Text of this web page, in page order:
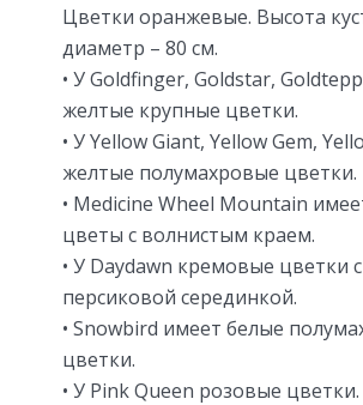
Цветки оранжевые. Высота
диаметр – 80 см.
• У Goldfinger, Goldstar,
желтые крупные цветки.
• У Yellow Giant, Yellow Gem,
желтые полумахровые цветки.
• Medicine Wheel Mountain
цветы с волнистым краем.
• У Daydawn кремовые цветки с
персиковой серединкой.
• Snowbird имеет белые
цветки.
• У Pink Queen розовые цветки.